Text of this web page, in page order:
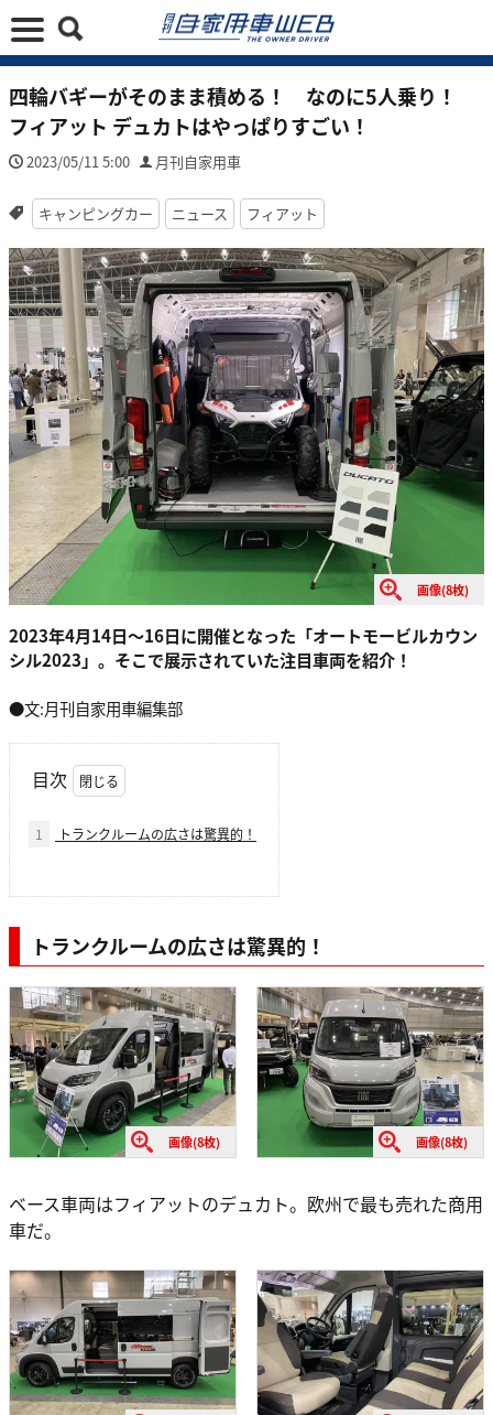
四輪バギーがそのまま積める！ なのに5人乗り！
フィアット デュカトはやっぱりすごい！
2023/05/11 5:00 月刊自家用車
キャンピングカー ニュース フィアット
画像(8枚)
2023年4月14日〜16日に開催となった「オートモービルカウン
シル2023」。そこで展示されていた注目車両を紹介！
●文:月刊自家用車編集部
目次
1 トランクルームの広さは驚異的！
トランクルームの広さは驚異的！
画像(8枚) 画像(8枚)
ベース車両はフィアットのデュカト。欧州で最も売れた商用
車だ。